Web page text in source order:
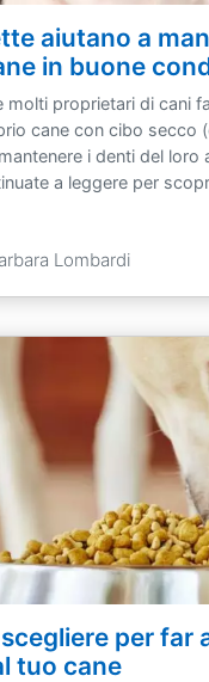
aiutano a
in buone
molti proprietari di cani
cane con cibo secco
i denti del loro
a leggere per
Lombardi
per far
tuo cane